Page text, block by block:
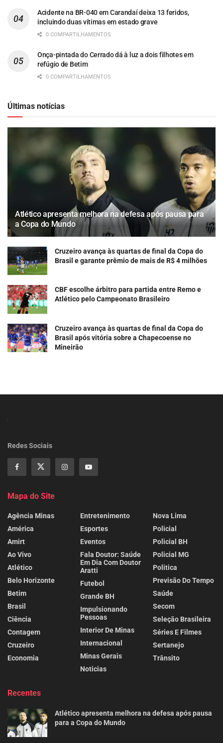
Acidente na BR-040 em Carandaí deixa 13 feridos,
incluindo duas vítimas em estado grave
0 COMPARTILHAMENTOS
Onça-pintada do Cerrado dá à luz a dois filhotes em
refúgio de Betim
0 COMPARTILHAMENTOS
Últimas notícias
Atlético apresenta melhora na defesa após pausa para
a Copa do Mundo
Cruzeiro avança às quartas de final da Copa do
Brasil e garante prêmio de mais de R$ 4 milhões
CBF escolhe árbitro para partida entre Remo e
Atlético pelo Campeonato Brasileiro
Cruzeiro avança às quartas de final da Copa do
Brasil após vitória sobre a Chapecoense no
Mineirão
Redes Sociais
Mapa do Site
Agência Minas
América
Amirt
Ao Vivo
Atlético
Belo Horizonte
Betim
Brasil
Ciência
Contagem
Cruzeiro
Economia
Entretenimento
Esportes
Eventos
Fala Doutor: Saúde
Em Dia Com Doutor
Aratti
Futebol
Grande BH
Impulsionando
Pessoas
Interior De Minas
Internacional
Minas Gerais
Noticias
Nova Lima
Policial
Policial BH
Policial MG
Politica
Previsão Do Tempo
Saúde
Secom
Seleção Brasileira
Séries E Filmes
Sertanejo
Trânsito
Recentes
Atlético apresenta melhora na defesa após pausa
para a Copa do Mundo